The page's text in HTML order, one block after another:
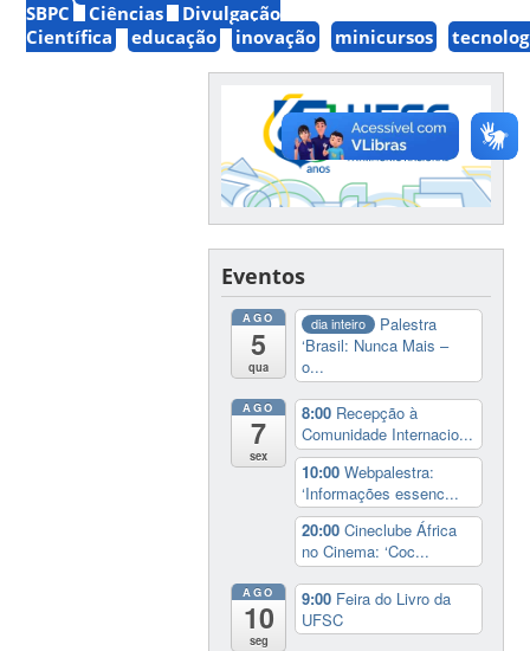
SBPC
Ciências
Divulgação
Científica
educação inovação minicursos
Eventos
AGO
5
qua
dia inteiro
Palestra
‘Brasil: Nunca Mais –
o...
AGO
7
sex
8:00 Recepção à
Comunidade Internacio...
10:00Webpalestra:
‘Informações essenc...
20:00Cineclube África
no Cinema: ‘Coc...
AGO
10
seg
9:00 Feira do Livro da
UFSC